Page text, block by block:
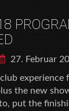
27. Februar
experience
the new
put the